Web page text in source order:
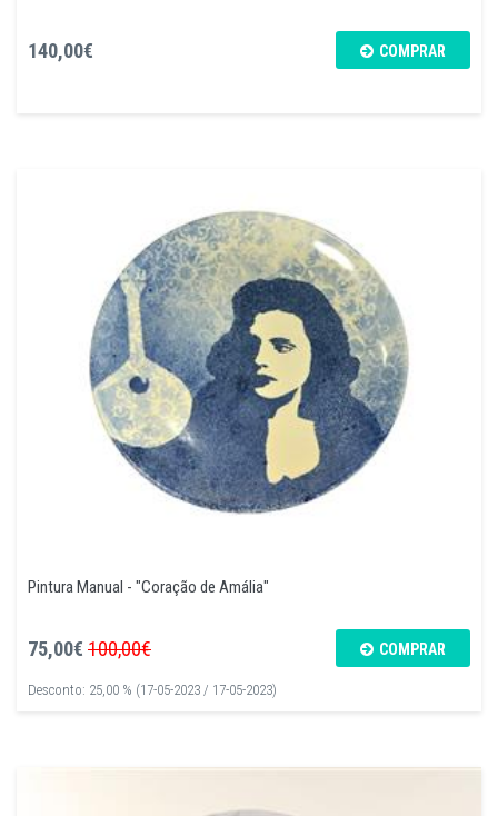
140,00€ COMPRAR
Pintura Manual - "Coração de Amália"
75,00€ 100,00€ COMPRAR
Desconto: 25,00 % (17-05-2023 / 17-05-2023)